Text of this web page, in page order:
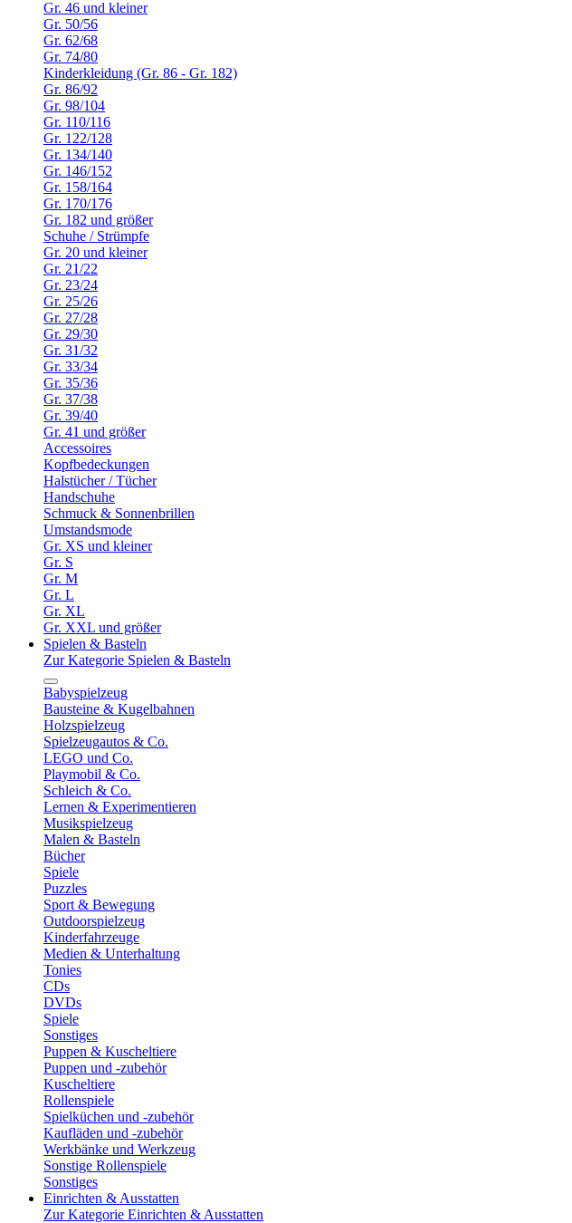
Gr. 46 und kleiner
Gr. 50/56
Gr. 62/68
Gr. 74/80
Kinderkleidung (Gr. 86 - Gr. 182)
Gr. 86/92
Gr. 98/104
Gr. 110/116
Gr. 122/128
Gr. 134/140
Gr. 146/152
Gr. 158/164
Gr. 170/176
Gr. 182 und größer
Schuhe / Strümpfe
Gr. 20 und kleiner
Gr. 21/22
Gr. 23/24
Gr. 25/26
Gr. 27/28
Gr. 29/30
Gr. 31/32
Gr. 33/34
Gr. 35/36
Gr. 37/38
Gr. 39/40
Gr. 41 und größer
Accessoires
Kopfbedeckungen
Halstücher / Tücher
Handschuhe
Schmuck & Sonnenbrillen
Umstandsmode
Gr. XS und kleiner
Gr. S
Gr. M
Gr. L
Gr. XL
Gr. XXL und größer
Spielen & Basteln
Zur Kategorie Spielen & Basteln
Babyspielzeug
Bausteine & Kugelbahnen
Holzspielzeug
Spielzeugautos & Co.
LEGO und Co.
Playmobil & Co.
Schleich & Co.
Lernen & Experimentieren
Musikspielzeug
Malen & Basteln
Bücher
Spiele
Puzzles
Sport & Bewegung
Outdoorspielzeug
Kinderfahrzeuge
Medien & Unterhaltung
Tonies
CDs
DVDs
Spiele
Sonstiges
Puppen & Kuscheltiere
Puppen und -zubehör
Kuscheltiere
Rollenspiele
Spielküchen und -zubehör
Kaufläden und -zubehör
Werkbänke und Werkzeug
Sonstige Rollenspiele
Sonstiges
Einrichten & Ausstatten
Zur Kategorie Einrichten & Ausstatten